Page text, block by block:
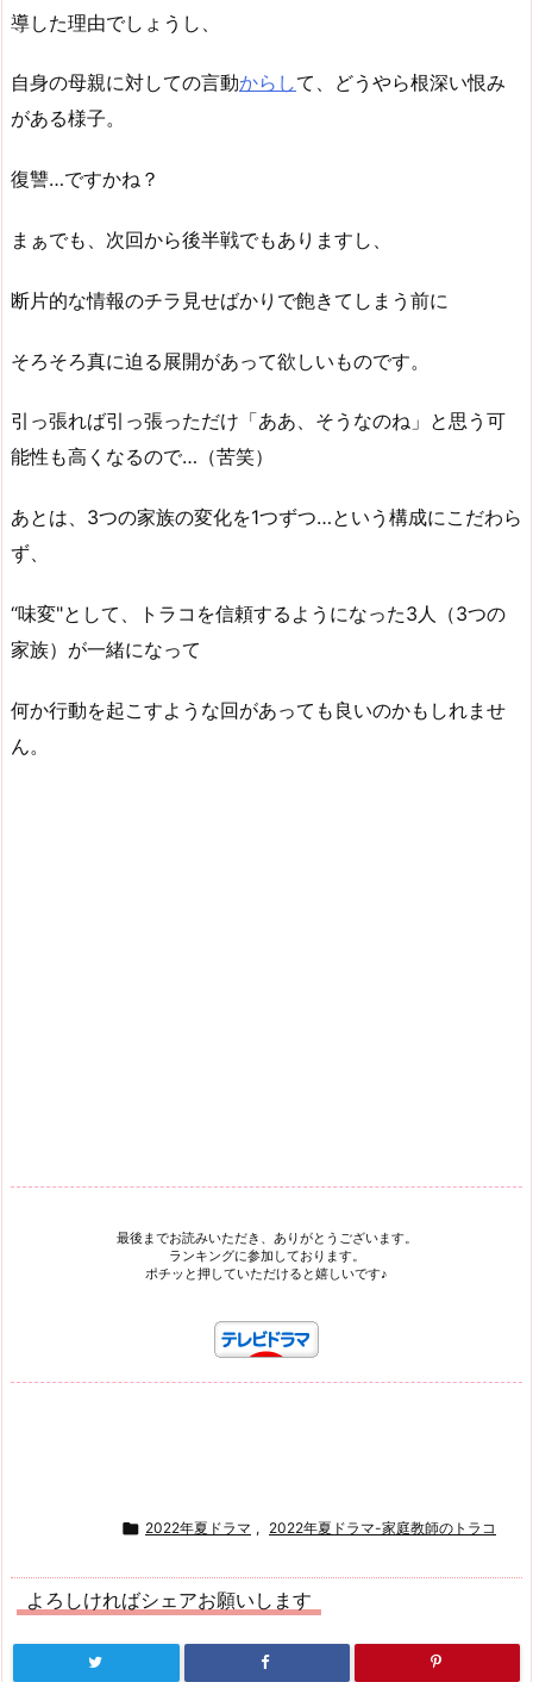
導した理由でしょうし、
自身の母親に対しての言動からして、どうやら根深い恨み
がある様子。
復讐…ですかね？
まぁでも、次回から後半戦でもありますし、
断片的な情報のチラ見せばかりで飽きてしまう前に
そろそろ真に迫る展開があって欲しいものです。
引っ張れば引っ張っただけ「ああ、そうなのね」と思う可
能性も高くなるので…（苦笑）
あとは、3つの家族の変化を1つずつ…という構成にこだわら
ず、
“味変"として、トラコを信頼するようになった3人（3つの
家族）が一緒になって
何か行動を起こすような回があっても良いのかもしれませ
ん。
最後までお読みいただき、ありがとうございます。
ランキングに参加しております。
ポチッと押していただけると嬉しいです♪
 2022年夏ドラマ , 2022年夏ドラマ-家庭教師のトラコ
よろしければシェアお願いします